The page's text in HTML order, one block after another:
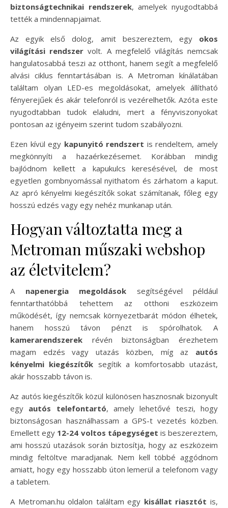
biztonságtechnikai rendszerek, amelyek nyugodtabbá
tették a mindennapjaimat.
Az egyik első dolog, amit beszereztem, egy okos
világítási rendszer volt. A megfelelő világítás nemcsak
hangulatosabbá teszi az otthont, hanem segít a megfelelő
alvási ciklus fenntartásában is. A Metroman kínálatában
találtam olyan LED-es megoldásokat, amelyek állítható
fényerejűek és akár telefonról is vezérelhetők. Azóta este
nyugodtabban tudok elaludni, mert a fényviszonyokat
pontosan az igényeim szerint tudom szabályozni.
Ezen kívül egy kapunyitó rendszert is rendeltem, amely
megkönnyíti a hazaérkezésemet. Korábban mindig
bajlódnom kellett a kapukulcs keresésével, de most
egyetlen gombnyomással nyithatom és zárhatom a kaput.
Az apró kényelmi kiegészítők sokat számítanak, főleg egy
hosszú edzés vagy egy nehéz munkanap után.
Hogyan változtatta meg a
Metroman műszaki webshop
az életvitelem?
A napenergia megoldások segítségével például
fenntarthatóbbá tehettem az otthoni eszközeim
működését, így nemcsak környezetbarát módon élhetek,
hanem hosszú távon pénzt is spórolhatok. A
kamerarendszerek révén biztonságban érezhetem
magam edzés vagy utazás közben, míg az autós
kényelmi kiegészítők segítik a komfortosabb utazást,
akár hosszabb távon is.
Az autós kiegészítők közül különösen hasznosnak bizonyult
egy autós telefontartó, amely lehetővé teszi, hogy
biztonságosan használhassam a GPS-t vezetés közben.
Emellett egy 12-24 voltos tápegységet is beszereztem,
ami hosszú utazások során biztosítja, hogy az eszközeim
mindig feltöltve maradjanak. Nem kell többé aggódnom
amiatt, hogy egy hosszabb úton lemerül a telefonom vagy
a tabletem.
A Metroman.hu oldalon találtam egy kisállat riasztót is,